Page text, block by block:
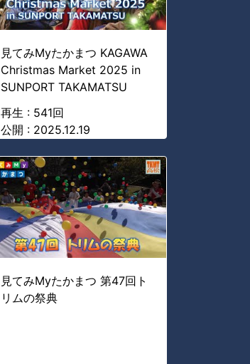
見てみMyたかまつ KAGAWA
Christmas Market 2025 in
SUNPORT TAKAMATSU
再生 : 541回
公開 : 2025.12.19
見てみMyたかまつ 第47回ト
リムの祭典